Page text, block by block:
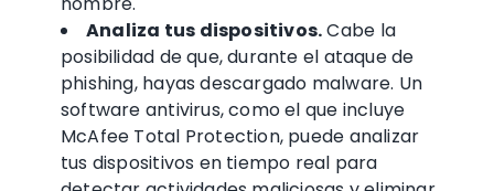
Analiza tus dispositivos.Cabe la
posibilidad de que, durante el ataque de
phishing, hayas descargado malware. Un
software antivirus, como el que incluye
McAfee Total Protection, puede analizar
tus dispositivos en tiempo real para